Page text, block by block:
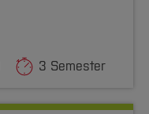
3 Semester